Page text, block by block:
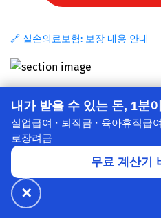
🔗 실손의료보험: 보장 내용 안내
내가 받을 수 있는 돈, 1분
실업급여 · 퇴직금 · 육아휴직급
로장려금
무료 계산기
✕
🔥 넷플릭스·디즈니+
⭐ 7년의 신뢰